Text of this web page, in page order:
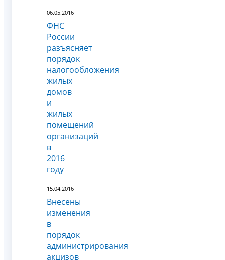
06.05.2016
ФНС
России
разъясняет
порядок
налогообложения
жилых
домов
и
жилых
помещений
организаций
в
2016
году
15.04.2016
Внесены
изменения
в
порядок
администрирования
акцизов